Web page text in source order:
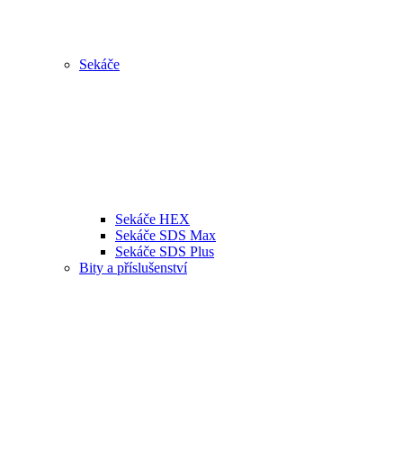
Sekáče
Sekáče HEX
Sekáče SDS Max
Sekáče SDS Plus
Bity a příslušenství